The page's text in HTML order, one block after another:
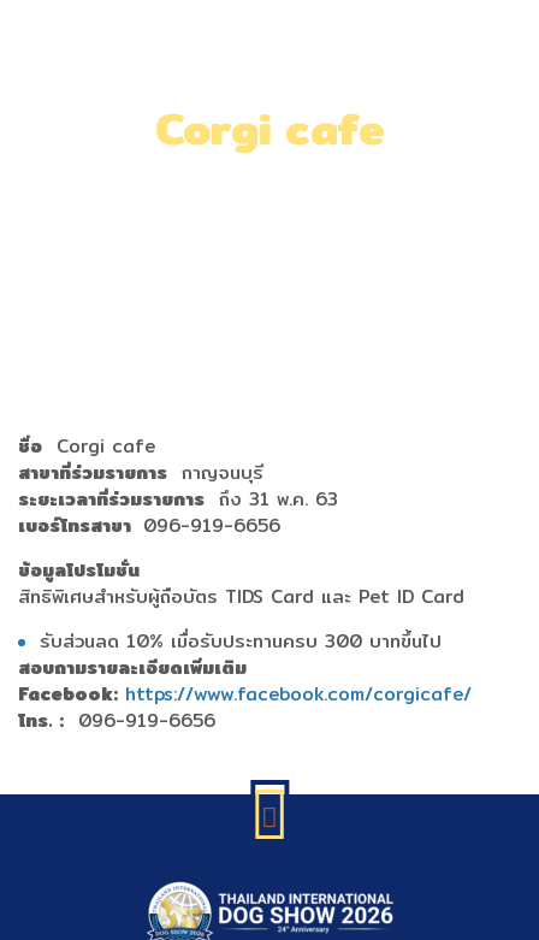
Corgi cafe
ชื่อ Corgi cafe
สาขาที่ร่วมรายการ กาญจนบุรี
ระยะเวลาที่ร่วมรายการ ถึง 31 พ.ค. 63
เบอร์โทรสาขา 096-919-6656
ข้อมูลโปรโมชั่น
สิทธิพิเศษสำหรับผู้ถือบัตร TIDS Card และ Pet ID Card
รับส่วนลด 10% เมื่อรับประทานครบ 300 บาทขึ้นไป
สอบถามรายละเอียดเพิ่มเติม
Facebook: https://www.facebook.com/corgicafe/
โทร. : 096-919-6656